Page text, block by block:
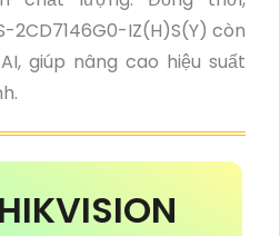
2CD7146G0-IZ(H)S(Y) còn
giúp nâng cao hiệu suất